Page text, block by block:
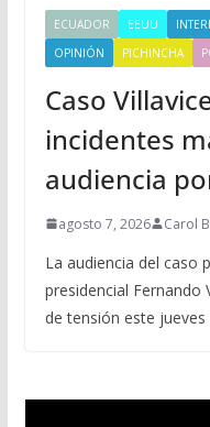
ECUADOR EEUU
OPINIÓN
PICHINCHA
Caso
incidentes
audiencia
agosto 7, 2026 Carol
La audiencia del caso
presidencial
de tensión este jueves